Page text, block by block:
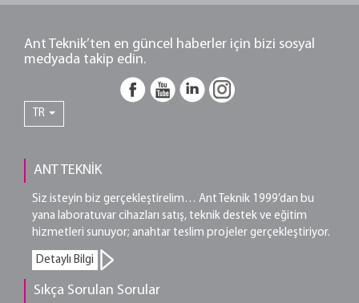
Ant Teknik’ten en güncel haberler için bizi sosyal
medyada takip edin.
TR
ANT TEKNİK
Siz isteyin biz gerçekleştirelim… Ant Teknik 1999’dan bu
yana laboratuvar cihazları satış, teknik destek ve eğitim
hizmetleri sunuyor; anahtar teslim projeler gerçekleştiriyor.
Detaylı Bilgi
Sıkça Sorulan Sorular